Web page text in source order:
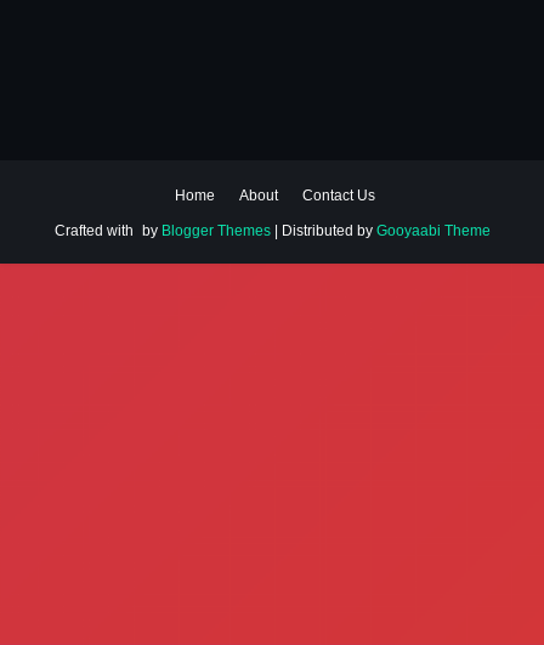
Home About Contact Us
Crafted with by Blogger Themes| Distributed by Gooyaabi Theme